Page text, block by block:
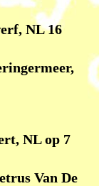
NL 16
NL op 7
Van De